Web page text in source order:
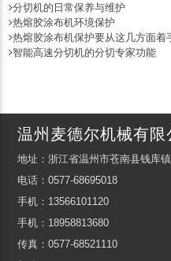
分切机的日常保养与维护
热熔胶涂布机环境保护
热熔胶涂布机保护要从这几方面着
智能高速分切机的分切专家功能
温州麦德尔机械有限
地址：浙江省温州市苍南县钱库
电话：0577-68695018
手机：13566101120
手机：18958813680
传真：0577-68521110